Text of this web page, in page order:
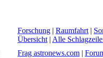
Forschung | Raumfahrt |
Übersicht | Alle
Frag astronews.com |